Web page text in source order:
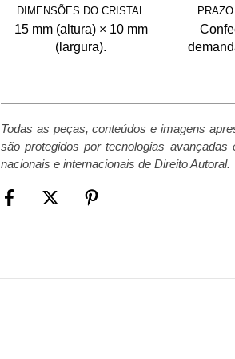
DIMENSÕES DO CRISTAL
15 mm (altura) × 10 mm
(largura).
Todas as peças, conteúdos e imagens
são protegidos por tecnologias avançadas
nacionais e internacionais de Direito Autoral.